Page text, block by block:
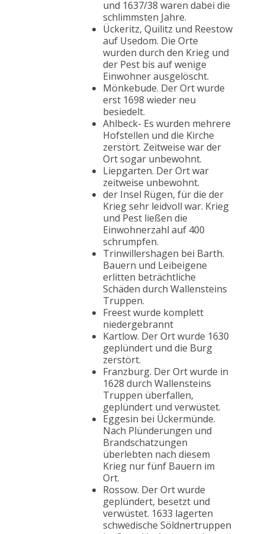
und 1637/38 waren dabei die
schlimmsten Jahre.
Ückeritz, Quilitz und Reestow
auf Usedom. Die Orte
wurden durch den Krieg und
der Pest bis auf wenige
Einwohner ausgelöscht.
Mönkebude. Der Ort wurde
erst 1698 wieder neu
besiedelt.
Ahlbeck- Es wurden mehrere
Hofstellen und die Kirche
zerstört. Zeitweise war der
Ort sogar unbewohnt.
Liepgarten. Der Ort war
zeitweise unbewohnt.
der Insel Rügen, für die der
Krieg sehr leidvoll war. Krieg
und Pest ließen die
Einwohnerzahl auf 400
schrumpfen.
Trinwillershagen bei Barth.
Bauern und Leibeigene
erlitten beträchtliche
Schäden durch Wallensteins
Truppen.
Freest wurde komplett
niedergebrannt
Kartlow. Der Ort wurde 1630
geplündert und die Burg
zerstört.
Franzburg. Der Ort wurde in
1628 durch Wallensteins
Truppen überfallen,
geplündert und verwüstet.
Eggesin bei Ückermünde.
Nach Plünderungen und
Brandschatzungen
überlebten nach diesem
Krieg nur fünf Bauern im
Ort.
Rossow. Der Ort wurde
geplündert, besetzt und
verwüstet. 1633 lagerten
schwedische Söldnertruppen